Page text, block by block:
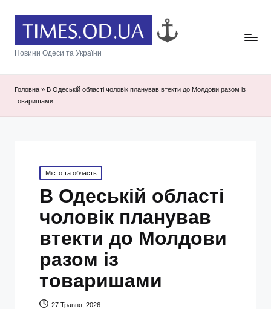
Новини Одеси та України
Головна » В Одеській області чоловік планував втекти до Молдови разом із
товаришами
Posted
in
Місто та область
В Одеській області
чоловік планував
втекти до Молдови
разом із
товаришами
27 Травня, 2026